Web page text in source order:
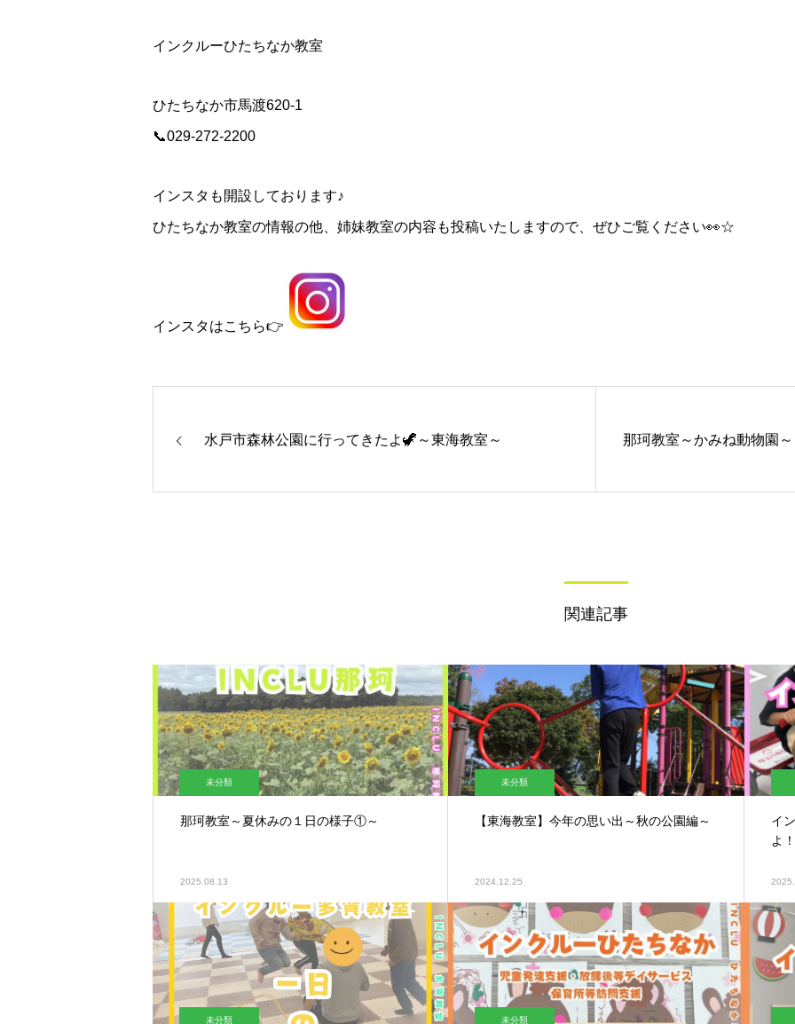
インクルーひたちなか教室
ひたちなか市馬渡620-1
📞029‐272‐2200
インスタも開設しております♪
ひたちなか教室の情報の他、姉妹教室の内容も投稿いたしますので、ぜひご覧ください👀☆
インスタはこちら👉
水戸市森林公園に行ってきたよ🦖～東海教室～ 那珂教室～かみね動物園～
関連記事
未分類
那珂教室～夏休みの１日の様子①～
2025.08.13
未分類
【東海教室】今年の思い出～秋の公園編～
2024.12.25
イ
よ
未分類 未分類